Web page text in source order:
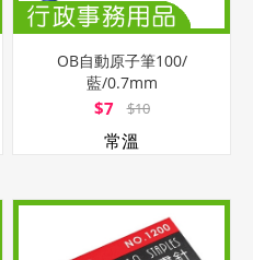
OB自動原子筆100/
藍/0.7mm
$7 $10
常溫